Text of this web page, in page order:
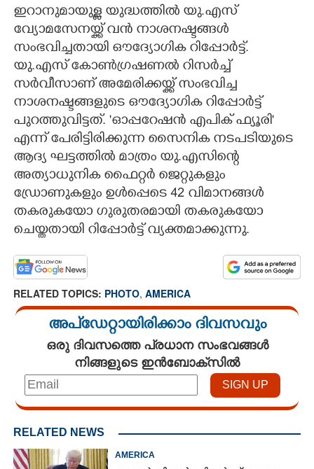
CARTOONS
LITERATURE
CONTACT US
ഇറാനുമായുള്ള യുദ്ധത്തിൽ യു.എസ്‌
വ്യോമസേനയ്ക്ക് വൻ നാശനഷ്ടങ്ങൾ
സംഭവിച്ചതായി ഔദ്യോഗിക റിപ്പോർട്ട്.
യു.എസ്‌ കോൺഗ്രഷണൽ റിസർച്ച്
സർവീസാണ് അമേരിക്കയ്ക്ക് സംഭവിച്ച
നാശനഷ്ടങ്ങളുടെ ഔദ്യോഗിക റിപ്പോർട്ട്
പുറത്തുവിട്ടത്. 'ഓപ്പറേഷൻ എപിക് ഫ്യൂരി'
എന്ന്‌ പേരിട്ടിരിക്കുന്ന സൈനിക നടപടിയുടെ
ആദ്യ ഘട്ടത്തിൽ മാത്രം യു.എസിന്റെ
അത്യാധുനിക ഫൈറ്റർ ജെറ്റുകളും
ഡ്രോണുകളും ഉൾപ്പെടെ 42 വിമാനങ്ങൾ
തകരുകയോ ഗുരുതരമായി തകരുകയോ
ചെയ്തതായി റിപ്പോർട്ട് വ്യക്തമാക്കുന്നു.
RELATED TOPICS: PHOTO, AMERICA
അപ്ഡേറ്റായിരിക്കാം ദിവസവും
ഒരു ദിവസത്തെ പ്രധാന സംഭവങ്ങൾ
നിങ്ങളുടെ ഇൻബോക്സിൽ
RELATED NEWS
AMERICA